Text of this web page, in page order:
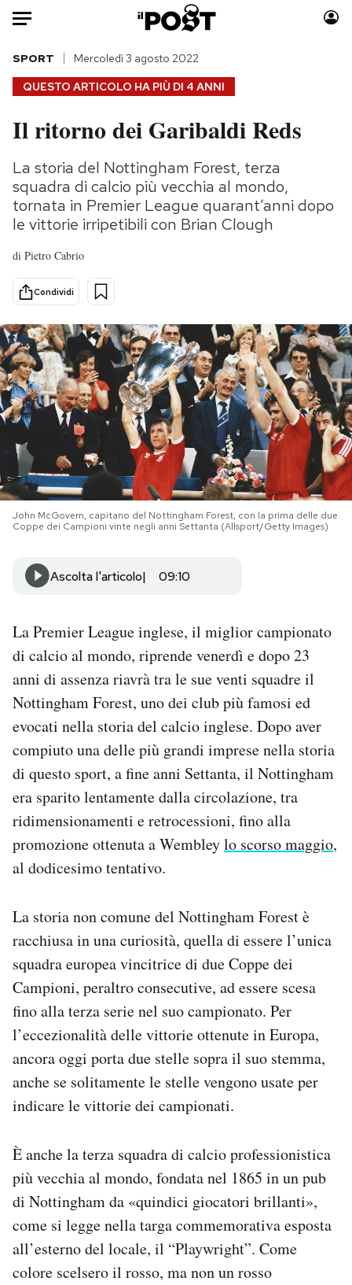
Auto
HOME
Italia
Politica
Tecnologia
Internet
Economia
Moda
Consumismi
Storie/Idee
Ok Boomer!
PODCAST
NEWSLETTER
I MIEI PREFERITI
CALENDARIO
AREA PERSONALE
Area Personale
Newsletter
Hai bisogno di aiuto?
Esci
QUESTO ARTICOLO HA PIÙ DI 4 ANNI
SPORT Mercoledì 3 agosto 2022
Il ritorno dei Garibaldi Reds
La storia del Nottingham Forest, terza
squadra di calcio più vecchia al mondo,
tornata in Premier League quarant’anni dopo
le vittorie irripetibili con Brian Clough
di Pietro Cabrio
Condividi
John McGovern, capitano del Nottingham Forest, con la prima delle due
Coppe dei Campioni vinte negli anni Settanta (Allsport/Getty Images)
Ascolta l'articolo 09:10
La Premier League inglese, il miglior campionato
di calcio al mondo, riprende venerdì e dopo 23
anni di assenza riavrà tra le sue venti squadre il
Nottingham Forest, uno dei club più famosi ed
evocati nella storia del calcio inglese. Dopo aver
compiuto una delle più grandi imprese nella storia
di questo sport, a fine anni Settanta, il Nottingham
era sparito lentamente dalla circolazione, tra
ridimensionamenti e retrocessioni, fino alla
promozione ottenuta a Wembleylo scorso maggio,
al dodicesimo tentativo.
La storia non comune del Nottingham Forest è
racchiusa in una curiosità, quella di essere l’unica
squadra europea vincitrice di due Coppe dei
Campioni, peraltro consecutive, ad essere scesa
fino alla terza serie nel suo campionato. Per
l’eccezionalità delle vittorie ottenute in Europa,
ancora oggi porta due stelle sopra il suo stemma,
anche se solitamente le stelle vengono usate per
indicare le vittorie dei campionati.
È anche la terza squadra di calcio professionistica
più vecchia al mondo, fondata nel 1865 in un pub
di Nottingham da «quindici giocatori brillanti»,
come si legge nella targa commemorativa esposta
all’esterno del locale, il “Playwright”. Come
colore scelsero il rosso, ma non un rosso